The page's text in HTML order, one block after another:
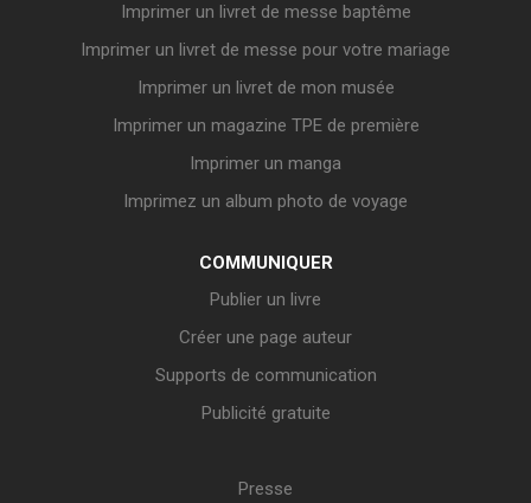
Imprimer un livret de messe baptême
Imprimer un livret de messe pour votre mariage
Imprimer un livret de mon musée
Imprimer un magazine TPE de première
Imprimer un manga
Imprimez un album photo de voyage
COMMUNIQUER
Publier un livre
Créer une page auteur
Supports de communication
Publicité gratuite
Presse